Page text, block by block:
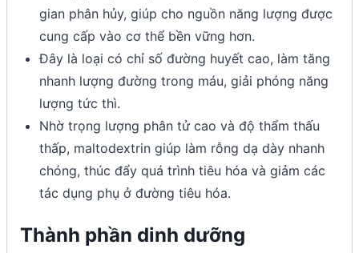
gian phân hủy, giúp cho nguồn năng lượng được
cung cấp vào cơ thể bền vững hơn.
Đây là loại có chỉ số đường huyết cao, làm tăng
nhanh lượng đường trong máu, giải phóng năng
lượng tức thì.
Nhờ trọng lượng phân tử cao và độ thẩm thấu
thấp, maltodextrin giúp làm rỗng dạ dày nhanh
chóng, thúc đẩy quá trình tiêu hóa và giảm các
tác dụng phụ ở đường tiêu hóa.
Thành phần dinh dưỡng